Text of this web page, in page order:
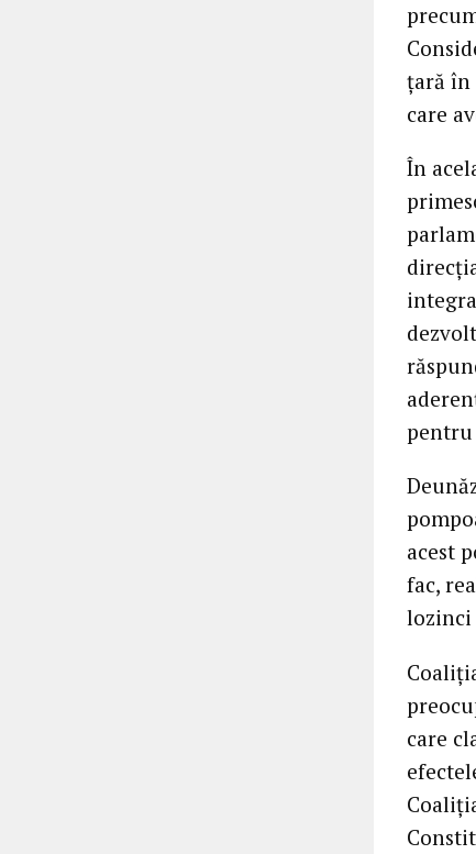
ţară în
care
În
pentru
acest
fac,
lozinci
care